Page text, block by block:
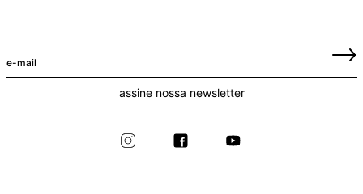
assine nossa newsletter